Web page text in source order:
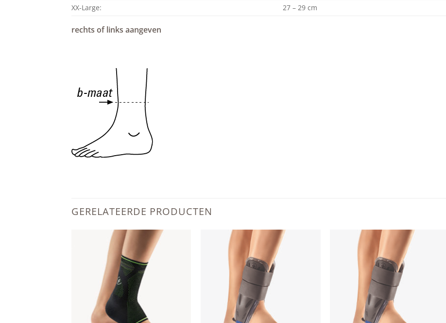
XX-Large:
27 – 29 cm
rechts of links aangeven
GERELATEERDE PRODUCTEN